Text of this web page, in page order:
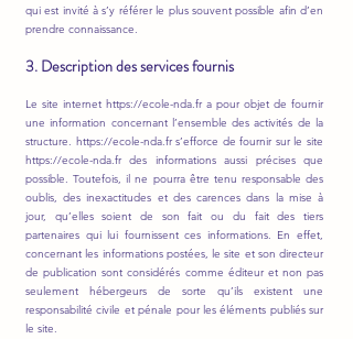
qui est invité à s’y référer le plus souvent possible afin d’en
prendre connaissance.
3. Description des services fournis
Le site internet https://ecole-nda.fr a pour objet de fournir
une information concernant l’ensemble des activités de la
structure. https://ecole-nda.frs’efforce de fournir sur le site
https://ecole-nda.fr des informations aussi précises que
possible. Toutefois, il ne pourra être tenu responsable des
oublis, des inexactitudes et des carences dans la mise à
jour, qu’elles soient de son fait ou du fait des tiers
partenaires qui lui fournissent ces informations. En effet,
concernant les informations postées, le site et son directeur
de publication sont considérés comme éditeur et non pas
seulement hébergeurs de sorte qu’ils existent une
responsabilité civile et pénale pour les éléments publiés sur
le site.